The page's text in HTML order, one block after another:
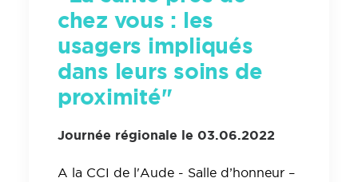
chez vous : les
usagers impliqués
dans leurs soins de
proximité"
Journée régionale le 03.06.2022
A la CCI de l'Aude - Salle d’honneur –